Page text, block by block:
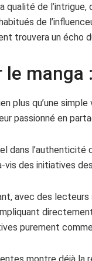
qualité de
de
trouvera un écho
le
plus qu’une
passionné en
dans l’authenticité
des initiatives
avec des
purement
montre déjà